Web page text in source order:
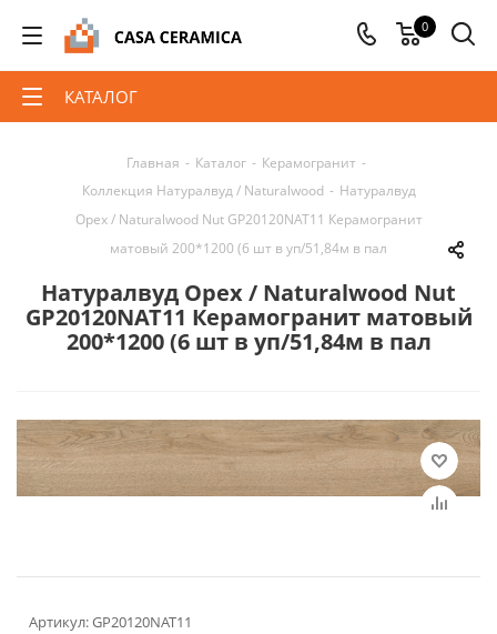
0
КАТАЛОГ
Главная - Каталог - Керамогранит -
Коллекция Натуралвуд / Naturalwood - Натуралвуд
Орех / Naturalwood Nut GP20120NAT11 Керамогранит
матовый 200*1200 (6 шт в уп/51,84м в пал
Натуралвуд Орех / Naturalwood Nut
GP20120NAT11 Керамогранит матовый
200*1200 (6 шт в уп/51,84м в пал
Артикул:GP20120NAT11